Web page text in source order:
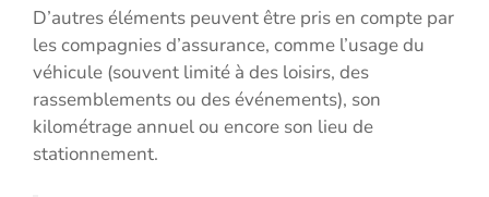
D’autres éléments peuvent être pris en compte par
les compagnies d’assurance, comme l’usage du
véhicule (souvent limité à des loisirs, des
rassemblements ou des événements), son
kilométrage annuel ou encore son lieu de
stationnement.